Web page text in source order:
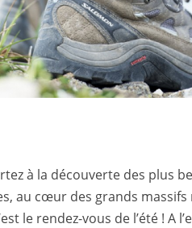
à la découverte des plus
au cœur des grands
le rendez-vous de l’été ! A